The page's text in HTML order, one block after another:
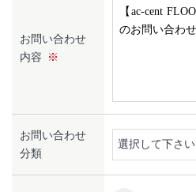
お問い合わせ
内容
お問い合わせ
分類
選択して下さい